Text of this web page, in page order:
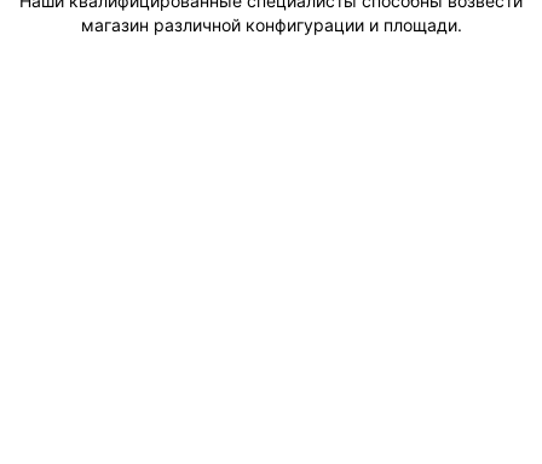
магазин различной конфигурации и площади.